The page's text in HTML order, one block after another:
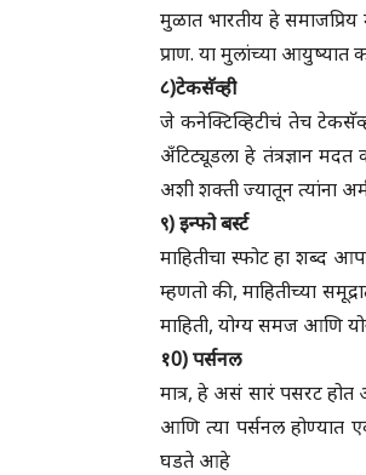
मुळात भारतीय हे
प्राण. या मुलांच्या
८)टेकसॅव्ही
जे कनेक्टिव्हिटीचं तेच
अँटिट्यूडला हे तंत्रज्ञान
अशी शक्ती ज्यातून त्यांना
९) इन्फो बर्स्ट
माहितीचा स्फोट हा शब्द
म्हणतो की, माहितीच्या
माहिती, योग्य समज आणि
१0) पर्सनल
मात्र, हे असं सारं पसरट
आणि त्या पर्सनल होण्यात
घडते आहे